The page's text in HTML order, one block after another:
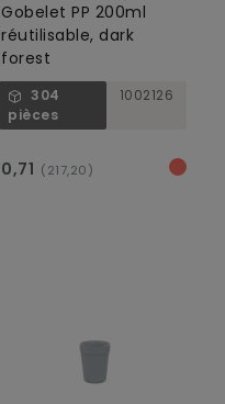
Gobelet PP 200ml
réutilisable, dark
forest
304
pièces
1002126
0,71 (217,20)